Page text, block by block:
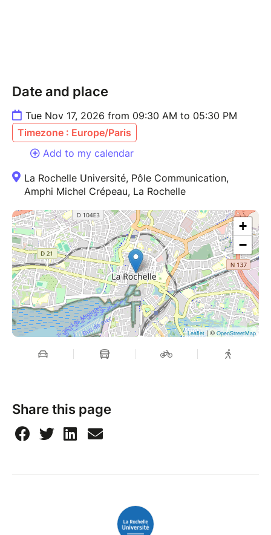
Logement Nouvelle-Aquitaine
Programmehttps://lienss.univ-
larochelle.fr/symposium-eolien-offshore
Date and place
Tue Nov 17, 2026 from 09:30 AM to 05:30 PM
Timezone : Europe/Paris
Add to my calendar
La Rochelle Université, Pôle Communication,
Amphi Michel Crépeau, La Rochelle
+
−
Leaflet| ©OpenStreetMap
Share this page